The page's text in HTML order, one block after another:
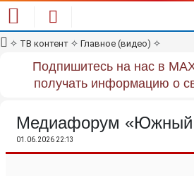
✧ ТВ контент ✧ Главное (видео) ✧
Подпишитесь на нас в
получать информацию о
Медиафорум «Южный
01.06.2026 22:13